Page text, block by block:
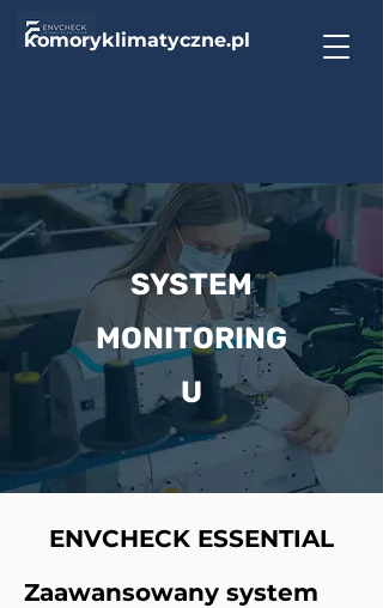
komoryklimatyczne.pl
SYSTEM
MONITORING
U
ENVCHECK ESSENTIAL
Zaawansowany system